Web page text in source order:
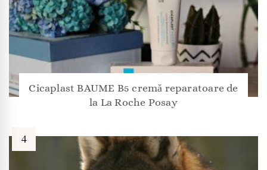
Cicaplast BAUME B5 cremă reparatoare de
la La Roche Posay